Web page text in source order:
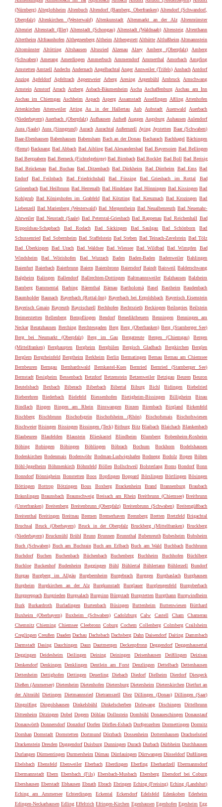
(Nürnberg) Alteglofsheim Altenbuch Altendorf (Bamberg, Oberfranken) Altendorf (Schwandorf,
Oberpfalz)
Altenkirchen (Westerwald) Altenkunstadt Altenmarkt an der Alz
Altenmünster
Altenriet Altenstadt (Iller) Altenstadt (Schongau) Altenstadt (Waldnaab) Altensteig Altenthann
Altertheim Altfraunhofen Althegnenberg Altheim Althengstett Althütte Altlußheim Altmannstein
Altomünster
Altötting Altshausen Altusried Alzenau Alzey Amberg (Oberpfalz)
Amberg
(Schwaben) Amerang Amerdingen Ammerbuch Ammerndorf Ammerthal Amorbach Ampfing
Amstetten Amtzell Andechs Andernach Angelbachtal Anger Annweiler (Trifels) Ansbach Antdorf
Anzing
Apfeldorf Apfeltrach Appenweier Arberg Aresing Argenbühl Arnbruck
Arnschwang
Arnstein Arnstorf Arrach Arzberg Asbach-Bäumenheim Ascha Aschaffenburg Aschau am Inn
Aschau im Chiemgau Aschheim Aspach Asperg Assamstadt Asselfingen Aßling Attenhofen
Attenkirchen
Attenweiler Atting Au in der Hallertau Aub Aubstadt Auenwald
Auerbach
(Niederbayern) Auerbach (Oberpfalz) Aufhausen Aufseß Auggen Augsburg Auhausen Aulendorf
Aura (Saale) Aura (Sinngrund) Aurach Aurachtal Außernzell Aying Aystetten Baar (Schwaben)
Baar-Ebenhausen Babenhausen Babensham Bach an der Donau Bacharach Bachhagel Bächingen
(Brenz) Backnang Bad Abbach Bad Aibling Bad Alexandersbad Bad Bayersoien Bad Bellingen
Bad Bergzabern Bad Berneck (Fichtelgebirge) Bad Birnbach Bad Bocklet Bad Boll Bad Breisig
Bad Brückenau Bad Buchau Bad Ditzenbach Bad Dürkheim Bad Dürrheim Bad Ems Bad
Endorf
Bad Feilnbach Bad Friedrichshall Bad Füssing Bad Griesbach im Rottal
Bad
Grönenbach Bad Heilbrunn Bad Herrenalb Bad Hindelang Bad Hönningen Bad Kissingen Bad
Kohlgrub Bad Königshofen im Grabfeld Bad Kötzting Bad Kreuznach Bad Krozingen Bad
Liebenzell Bad Marienberg (Westerwald) Bad Mergentheim Bad Neualbenreuth Bad Neuenahr-
Ahrweiler Bad Neustadt (Saale) Bad Peterstal-Griesbach Bad Rappenau Bad Reichenhall Bad
Rippoldsau-Schapbach
Bad Rodach Bad Säckingen Bad Saulgau Bad Schönborn
Bad
Schussenried Bad Sobernheim Bad Staffelstein Bad Steben Bad Teinach-Zavelstein Bad Tölz
Bad Überkingen Bad Urach Bad Waldsee Bad Wiessee Bad Wildbad Bad Wimpfen
Bad
Windsheim
Bad Wörishofen Bad Wurzach Baden Baden-Baden Badenweiler
Bahlingen
Baienfurt Baierbach Baierbrunn Baiern Baiersbronn Baiersdorf Baindt Baisweil Balderschwang
Balgheim Balingen Ballendorf Ballrechten-Dottingen Baltmannsweiler Balzhausen Balzheim
Bamberg
Bammental Barbing Bärenthal Bärnau Bartholomä Basel Bastheim
Baudenbach
Baumholder Baunach Bayerbach (Rottal-Inn) Bayerbach bei Ergoldsbach Bayerisch Eisenstein
Bayerisch Gmain Bayreuth Bayrischzell Bechhofen Bechtsrieth Beckingen Beilngries Beilstein
Beimerstetten
Bellenberg Bempflingen Bendorf Benediktbeuern Benningen
Benningen am
Neckar Beratzhausen Berching Berchtesgaden Berg Berg (Oberfranken) Berg (Starnberger See)
Berg bei Neumarkt (Oberpfalz)
Berg im Gau Bergatreute Bergen (Chiemgau)
Bergen
(Mittelfranken)
Berghaupten Bergheim Berghülen Bergisch Gladbach Bergkirchen
Berglen
Berglern Bergrheinfeld Bergtheim Berkheim Berlin Bermatingen Bernau Bernau am Chiemsee
Bernbeuren
Berngau Bernhardswald Bernkastel-Kues Bernried
Bernried (Starnberger See)
Bernstadt Besigheim Bessenbach Betzdorf Betzenstein Betzenweiler Betzigau Beuren Beuron
Beutelsbach
Bexbach Biberach Biberbach Bibertal Biburg Bichl Bidingen
Biebelried
Bieberehren
Biederbach Bielefeld Biessenhofen Bietigheim-Bissingen Billigheim
Binau
Bindlach
Bingen Bingen am Rhein Binswangen Binzen Birenbach Birgland
Birkenfeld
Bischberg
Bischbrunn Bischofsgrün Bischofsheim (Rhön) Bischofsmais
Bischofswiesen
Bischweier Bisingen Bissingen Bissingen (Teck) Bitburg Bitz Blaibach Blaichach Blankenbach
Blaubeuren
Blaufelden Blaustein Blieskastel Blindheim Blumberg
Bobenheim-Roxheim
Böbing
Bobingen Böbingen Böblingen Böbrach Bochum Bockhorn
Bodelshausen
Bodenkirchen Bodenmais Bodenwöhr Bodman-Ludwigshafen Bodnegg Bodolz Bogen Böhen
Böhl-Iggelheim Böhmenkirch Böhmfeld Böllen Bollschweil Bolsterlang Boms Bondorf Bonn
Bonndorf Bönnigheim Bonstetten Boos Bopfingen Boppard Börslingen Börtlingen Bösingen
Böttingen
Bottrop Bötzingen Bous Boxberg Brackenheim Brand Brannenburg
Braubach
Bräunlingen Braunsbach Braunschweig Breisach am Rhein Breitbrunn (Chiemsee) Breitbrunn
(Unterfranken) Breitenberg Breitenbrunn (Oberpfalz) Breitenbrunn (Schwaben) Breitengüßbach
Breitenthal Breitingen Breitnau Bremen Bremerhaven Brennberg Bretten Bretzfeld Brigachtal
Bruchsal
Bruck (Oberbayern) Bruck in der Oberpfalz Bruckberg (Mittelfranken) Bruckberg
(Niederbayern) Bruckmühl Brühl Brunn Brunnen Brunnthal Bubenreuth Bubesheim Bubsheim
Buch (Schwaben) Buch am Buchrain Buch am Erlbach Buch am Wald Buchbach Buchbrunn
Buchdorf
Buchen Buchenbach Büchenbach Buchenberg Buchheim Buchhofen
Büchlberg
Buchloe Buckenhof Budenheim Buggingen Bühl Bühlertal Bühlertann Bühlerzell
Bundorf
Burgau
Burgberg im Allgäu Burgbernheim Burgebrach Burggen Burghaslach
Burghausen
Burgheim
Burgkirchen an der Alz Burgkunstadt Burglauer Burglengenfeld
Burgoberbach
Burgpreppach Burgrieden Burgsalach Burgsinn Bürgstadt Burgstetten Burgthann Burgwindheim
Burk
Burkardroth Burladingen Burtenbach Büsingen Buttenheim Buttenwiesen
Bütthard
Buxheim (Oberbayern)
Buxheim (Schwaben) Cadolzburg Calw Castell Cham
Chamerau
Chemnitz Chieming Chiemsee Cleebronn Coburg Cochem Collenberg Colmberg Crailsheim
Creglingen Creußen Daaden Dachau Dachsbach Dachsberg Dahn Daisendorf Daiting Dammbach
Darmstadt Dasing Dauchingen Daun Dautmergen Deckenpfronn Deggendorf Deggenhausertal
Deggingen
Deidesheim Deilingen Deining Deiningen Deisenhausen Deißlingen
Deizisau
Denkendorf Denkingen Denklingen Dentlein am Forst Denzlingen Dettelbach Dettenhausen
Dettenheim
Dettighofen Dettingen Deuerling Diebach Diedorf Dielheim Dierdorf Diespeck
Dießen (Ammersee) Dietenheim Dietenhofen Dietersburg Dietersheim Dieterskirchen Dietfurt an
der Altmühl Dietingen Dietmannsried Dietramszell Diez Dillingen (Donau) Dillingen (Saar)
Dingolfing
Dingolshausen Dinkelsbühl Dinkelscherben Dirlewang Dischingen
Dittelbrunn
Dittenheim Ditzingen Dobel Dogern Döhlau Dollnstein Dombühl Donaueschingen Donaustauf
Donauwörth Donnersdorf Donzdorf Dorfen Dörfles-Esbach Dorfprozelten Dormettingen Dormitz
Dornhan Dornstadt Dornstetten Dortmund Dörzbach Dossenheim Dotternhausen Drachselsried
Drackenstein Dresden Duggendorf Duisburg Dunningen Durach Durbach Dürbheim Durchhausen
Durlangen Dürmentingen Durmersheim Dürnau Dürrlauingen Dürrwangen Düsseldorf Dußlingen
Ebelsbach Ebensfeld Ebenweiler Eberbach Eberdingen Eberfing Eberhardzell Ebermannsdorf
Ebermannstadt Ebern Ebersbach (Fils) Ebersbach-Musbach Ebersberg Ebersdorf bei Coburg
Ebershausen Eberstadt Ebhausen Ebnath Ebrach Ebringen Eching (Freising) Eching (Landshut)
Eching am Ammersee
Echterdingen Eckental Eckersdorf Edelsfeld Edenkoben
Ederheim
Edingen-Neckarhausen Edling Effeltrich Efringen-Kirchen Egenhausen Egenhofen Egesheim Egg